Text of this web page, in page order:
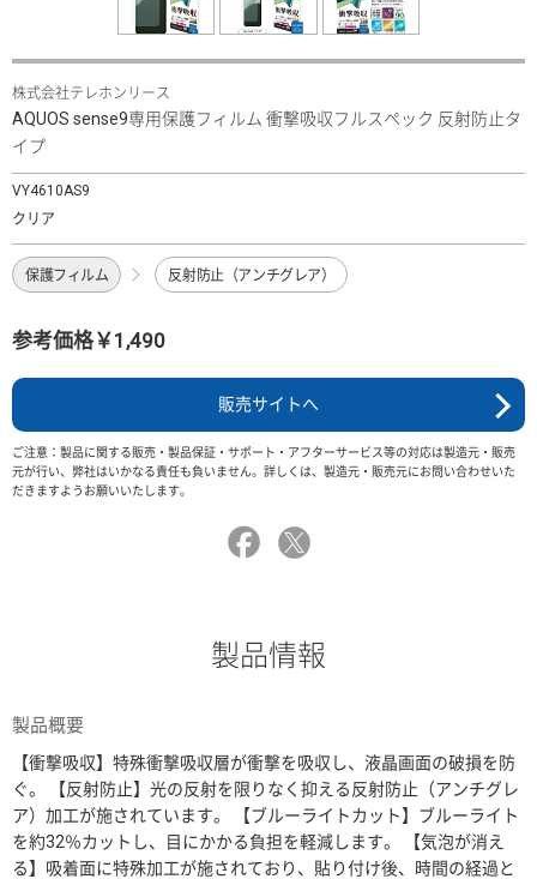
株式会社テレホンリース
AQUOS sense9専用保護フィルム 衝撃吸収フルスペック 反射防止タ
イプ
VY4610AS9
クリア
保護フィルム 反射防止（アンチグレア）
参考価格￥1,490
販売サイトへ
ご注意：製品に関する販売・製品保証・サポート・アフターサービス等の対応は製造元・販売
元が行い、弊社はいかなる責任も負いません。詳しくは、製造元・販売元にお問い合わせいた
だきますようお願いいたします。
製品情報
製品概要
【衝撃吸収】特殊衝撃吸収層が衝撃を吸収し、液晶画面の破損を防
ぐ。 【反射防止】光の反射を限りなく抑える反射防止（アンチグレ
ア）加工が施されています。 【ブルーライトカット】ブルーライト
を約32％カットし、目にかかる負担を軽減します。 【気泡が消え
る】吸着面に特殊加工が施されており、貼り付け後、時間の経過と